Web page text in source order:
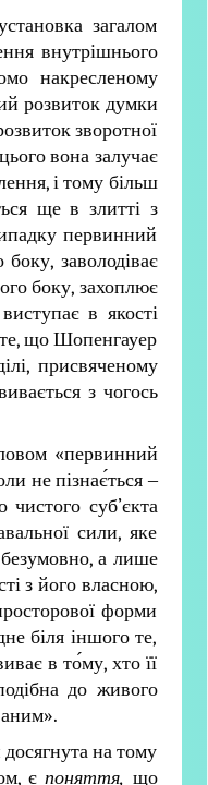
загалом
внутрішнього
накресленому
розвиток думки
зворотної
вона залучає
і тому більш
ще в злитті з
первинний
заволодіває
боку, захоплює
в якості
те, що Шопенгауер
присвяченому
з чогось
«первинний
не пізнає́ться ‒
суб’єкта
сили, яке
безумовно, а лише
з його власною,
форми
біля іншого те,
в то́му, хто її
до живого
на тому
є поняття, що